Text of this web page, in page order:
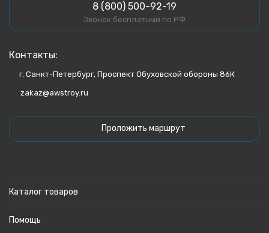
8 (800) 500-92-19
Звонок бесплатный по РФ
Контакты:
г. Санкт-Петербург, Проспект Обуховской обороны 86К
zakaz@awstroy.ru
Проложить маршрут
Каталог товаров
Помощь